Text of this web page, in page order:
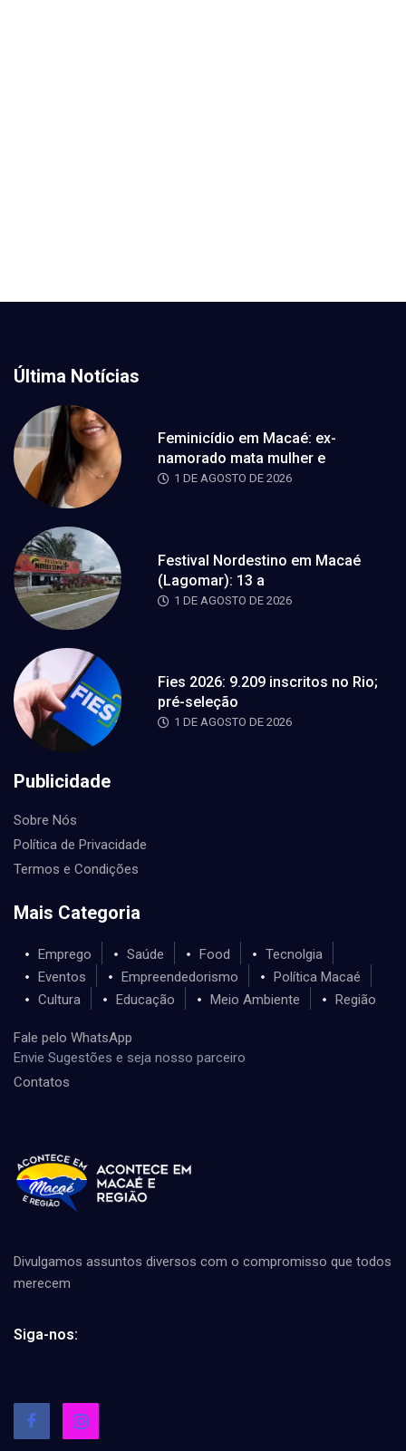
Última Notícias
Feminicídio em Macaé: ex-
namorado mata mulher e
1 DE AGOSTO DE 2026
Festival Nordestino em Macaé
(Lagomar): 13 a
1 DE AGOSTO DE 2026
Fies 2026: 9.209 inscritos no Rio;
pré-seleção
1 DE AGOSTO DE 2026
Publicidade
Sobre Nós
Política de Privacidade
Termos e Condições
Mais Categoria
Emprego Saúde Food
Tecnolgia
Eventos
Empreendedorismo
Política Macaé
Cultura
Educação Meio Ambiente Região
Fale pelo WhatsApp
Envie Sugestões e seja nosso parceiro
Contatos
Divulgamos assuntos diversos com o compromisso que todos
merecem
Siga-nos: